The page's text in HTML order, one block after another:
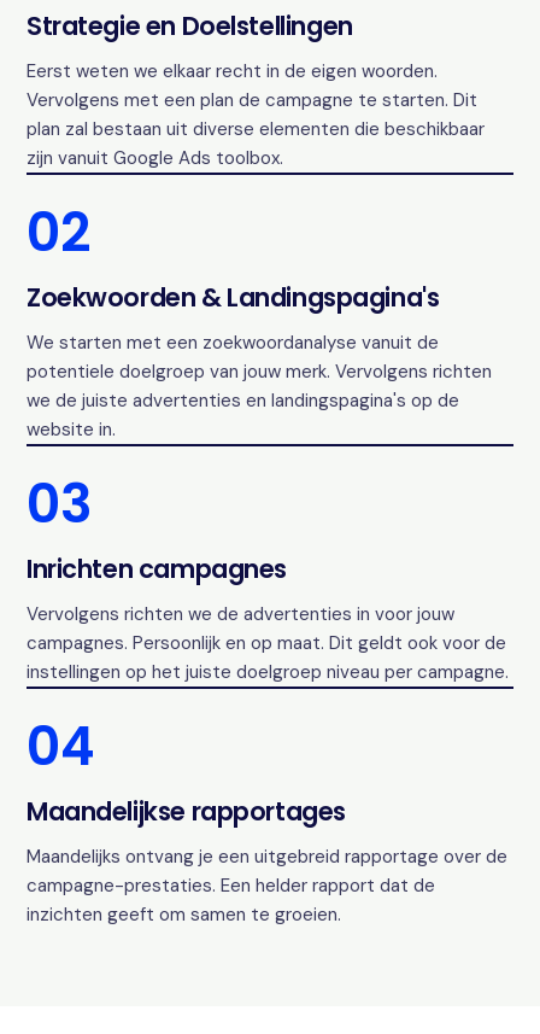
Strategie en Doelstellingen
Eerst weten we elkaar recht in de eigen woorden.
Vervolgens met een plan de campagne te starten. Dit
plan zal bestaan uit diverse elementen die beschikbaar
zijn vanuit Google Ads toolbox.
02
Zoekwoorden & Landingspagina's
We starten met een zoekwoordanalyse vanuit de
potentiele doelgroep van jouw merk. Vervolgens richten
we de juiste advertenties en landingspagina's op de
website in.
03
Inrichten campagnes
Vervolgens richten we de advertenties in voor jouw
campagnes. Persoonlijk en op maat. Dit geldt ook voor de
instellingen op het juiste doelgroep niveau per campagne.
04
Maandelijkse rapportages
Maandelijks ontvang je een uitgebreid rapportage over de
campagne-prestaties. Een helder rapport dat de
inzichten geeft om samen te groeien.